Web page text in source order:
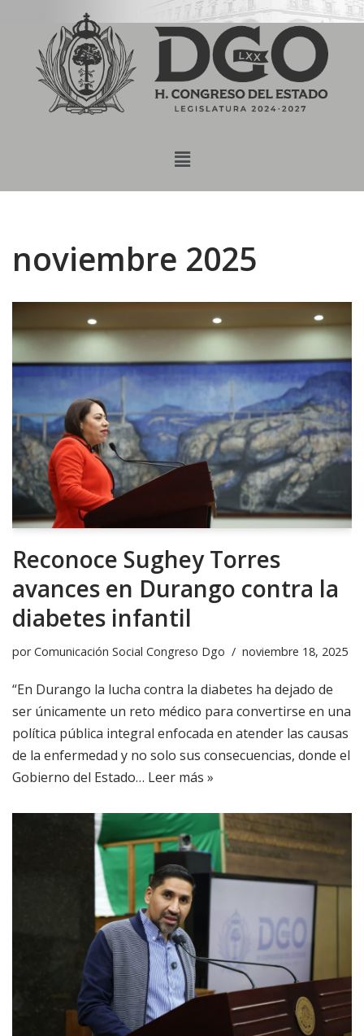
Saltar
contenido
noviembre 2025
Reconoce Sughey Torres
avances en Durango contra la
diabetes infantil
porComunicación Social Congreso Dgo noviembre 18, 2025
“En Durango la lucha contra la diabetes ha dejado de
ser únicamente un reto médico para convertirse en una
política pública integral enfocada en atender las causas
de la enfermedad y no solo sus consecuencias, donde el
Gobierno del Estado… Leer más »